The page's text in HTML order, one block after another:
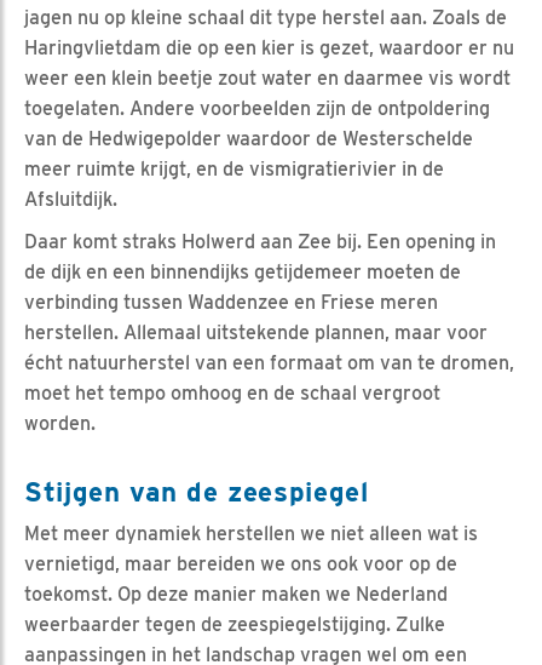
jagen nu op kleine schaal dit type herstel aan. Zoals de
Haringvlietdam die op een kier is gezet, waardoor er nu
weer een klein beetje zout water en daarmee vis wordt
toegelaten. Andere voorbeelden zijn de ontpoldering
van de Hedwigepolder waardoor de Westerschelde
meer ruimte krijgt, en de vismigratierivier in de
Afsluitdijk.
Daar komt straks Holwerd aan Zee bij. Een opening in
de dijk en een binnendijks getijdemeer moeten de
verbinding tussen Waddenzee en Friese meren
herstellen. Allemaal uitstekende plannen, maar voor
écht natuurherstel van een formaat om van te dromen,
moet het tempo omhoog en de schaal vergroot
worden.
Stijgen van de zeespiegel
Met meer dynamiek herstellen we niet alleen wat is
vernietigd, maar bereiden we ons ook voor op de
toekomst. Op deze manier maken we Nederland
weerbaarder tegen de zeespiegelstijging. Zulke
aanpassingen in het landschap vragen wel om een